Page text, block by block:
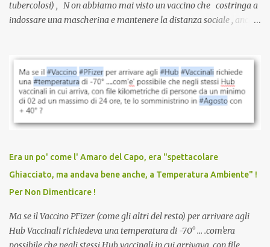
tubercolosi) , N on abbiamo mai visto un vaccino che costringa a
indossare una mascherina e mantenere la distanza sociale , anche
vaccinazione. Non avevamo mai sentito parlare di ricompense,
sconti, incentivi per vaccinarsi. Non avevamo mai visto
discriminazioni per coloro che non l’hanno fatto. Se non sei stato
vaccinato, nessuno aveva prima cercato di farti sentire una
persona cattiva. Non avevamo mai visto un vaccino che minacci le
vaccino usato per minacciare i mezzi di sussistenza, il lavoro o la
scuola. Non avevamo mai visto un vaccino che permettesse a un
dodicenne di ignorare il consenso dei genitori. Dopo tutti i vaccini
che abbiamo elencato sopra...
Era un po' come l' Amaro del Capo, era "spettacolare
Ghiacciato, ma andava bene anche, a Temperatura Ambiente" !
Per Non Dimenticare !
Ma se il Vaccino PFizer (come gli altri del resto) per arrivare agli
Hub Vaccinali richiedeva una temperatura di -70° ... .com'era